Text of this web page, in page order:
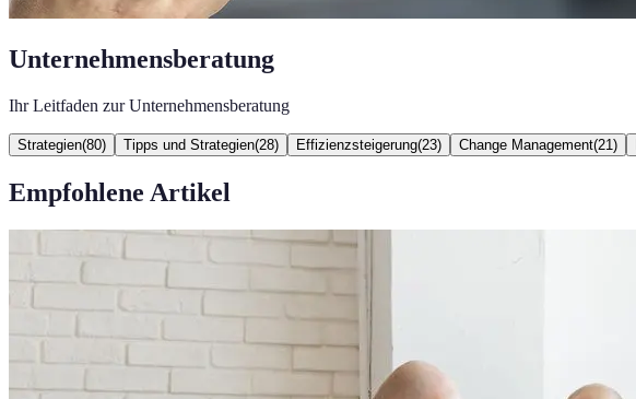
Unternehmensberatung
Ihr Leitfaden zur Unternehmensberatung
Strategien(80) Tipps und Strategien(28) Effizienzsteigerung(23) Change Management(21 )
Empfohlene Artikel